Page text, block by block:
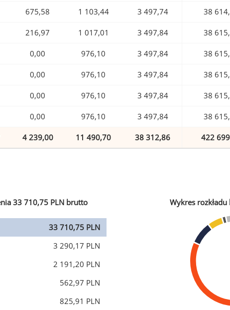
675,58 1 103,44 3 497,74 38
216,97 1 017,01 3 497,84 38
0,00 976,10 3 497,84 38
0,00 976,10 3 497,84 38
0,00 976,10 3 497,84 38
0,00 976,10 3 497,84 38
4 239,00 11 490,70 38 312,86 422
33 710,75 PLN brutto
33 710,75 PLN
3 290,17 PLN
2 191,20 PLN
562,97 PLN
825,91 PLN
Wykres